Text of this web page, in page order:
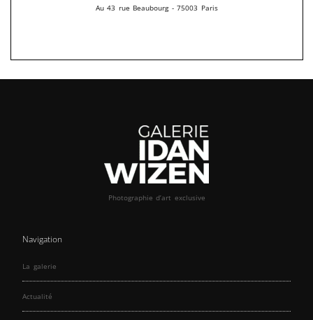
Au 43 rue Beaubourg - 75003 Paris
Photographie d’art exclusive
Navigation
La galerie
Actualité